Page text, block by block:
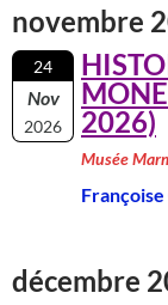
novembre
24
Nov
2026
2026)
Musée
décembre